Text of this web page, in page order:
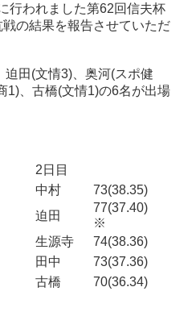
行われました第62回信夫杯
の結果を報告させていただ
迫田(文情3)、奥河(スポ健
1)、古橋(文情1)の6名が出場
2日目
中村
73(38.35)
迫田
77(37.40)
※
生源寺
74(38.36)
田中
73(37.36)
古橋 70(36.34)